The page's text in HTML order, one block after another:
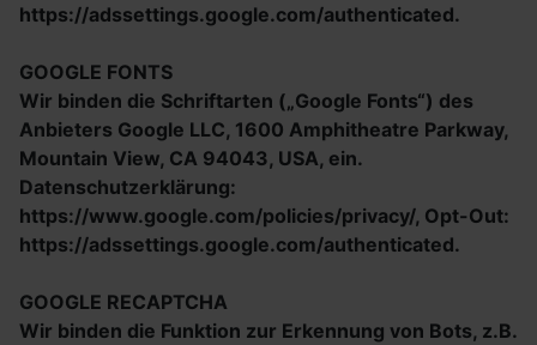
https://adssettings.google.com/authenticated.
GOOGLE FONTS
Wir binden die Schriftarten („Google Fonts“) des
Anbieters Google LLC, 1600 Amphitheatre Parkway,
Mountain View, CA 94043, USA, ein.
Datenschutzerklärung:
https://www.google.com/policies/privacy/, Opt-Out:
https://adssettings.google.com/authenticated.
GOOGLE RECAPTCHA
Wir binden die Funktion zur Erkennung von Bots, z.B.